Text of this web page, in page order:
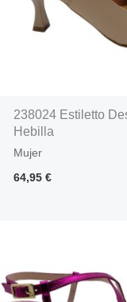
238024 Estiletto
Hebilla
Mujer
64,95€